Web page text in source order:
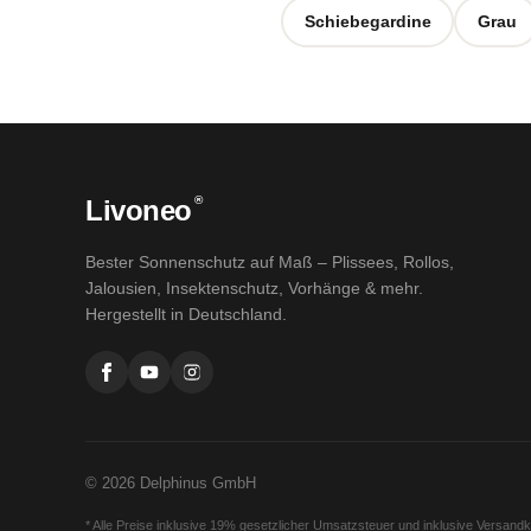
Schiebegardine Grau
Livoneo ®
Bester Sonnenschutz auf Maß – Plissees, Rollos,
Jalousien, Insektenschutz, Vorhänge & mehr.
Hergestellt in Deutschland.
© 2026 Delphinus GmbH
* Alle Preise inklusive 19% gesetzlicher Umsatzsteuer und inklusive